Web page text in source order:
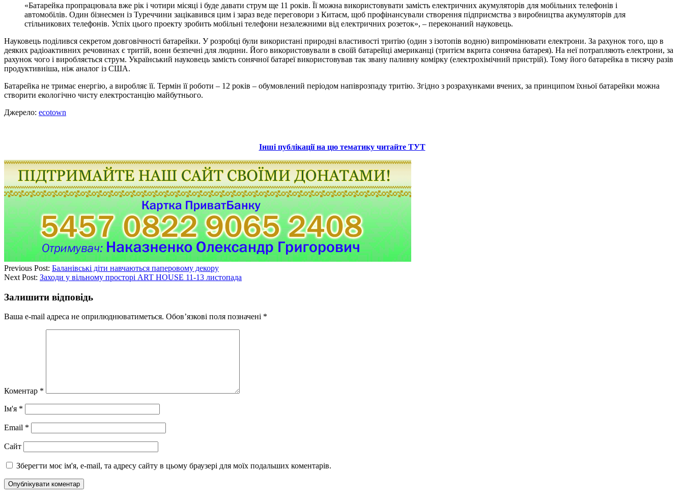
«Батарейка пропрацювала вже рік і чотири місяці і буде давати струм ще 11 років. Її можна використовувати замість електричних акумуляторів для мобільних телефонів і
автомобілів. Один бізнесмен із Туреччини зацікавився цим і зараз веде переговори з Китаєм, щоб профінансували створення підприємства з виробництва акумуляторів для
стільникових телефонів. Успіх цього проекту зробить мобільні телефони незалежними від електричних розеток», – переконаний науковець.
Науковець поділився секретом довговічності батарейки. У розробці були використані природні властивості тритію (один з ізотопів водню) випромінювати електрони. За рахунок того, що в
деяких радіоактивних речовинах є тритій, вони безпечні для людини. Його використовували в своїй батарейці американці (тритієм вкрита сонячна батарея). На неї потрапляють електрони, за
рахунок чого і виробляється струм. Український науковець замість сонячної батареї використовував так звану паливну комірку (електрохімічний пристрій). Тому його батарейка в тисячу разів
продуктивніша, ніж аналог із США.
Батарейка не тримає енергію, а виробляє її. Термін її роботи – 12 років – обумовлений періодом напіврозпаду тритію. Згідно з розрахунками вчених, за принципом їхньої батарейки можна
створити екологічно чисту електростанцію майбутнього.
Джерело: ecotown
Інші публікації на цю тематику читайте ТУТ
Previous Post: Баланівські діти навчаються паперовому декору
Next Post: Заходи у вільному просторі ART HOUSE 11-13 листопада
Залишити відповідь
Ваша e-mail адреса не оприлюднюватиметься. Обов’язкові поля позначені *
Коментар *
Ім'я *
Email *
Сайт
Зберегти моє ім'я, e-mail, та адресу сайту в цьому браузері для моїх подальших коментарів.